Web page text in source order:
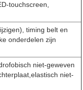
touchscreen,
timing belt en
onderdelen zijn
niet-geweven
niet-